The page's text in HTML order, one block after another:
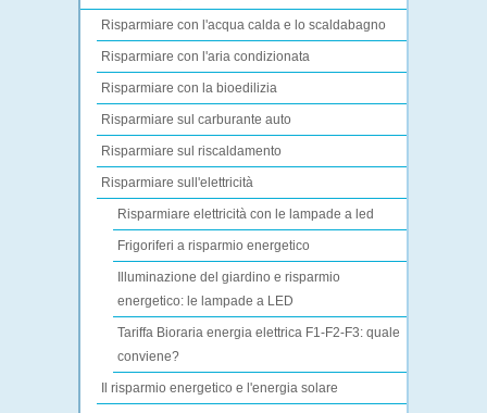
Risparmiare con l'acqua calda e lo scaldabagno
Risparmiare con l'aria condizionata
Risparmiare con la bioedilizia
Risparmiare sul carburante auto
Risparmiare sul riscaldamento
Risparmiare sull'elettricità
Risparmiare elettricità con le lampade a led
Frigoriferi a risparmio energetico
Illuminazione del giardino e risparmio
energetico: le lampade a LED
Tariffa Bioraria energia elettrica F1-F2-F3: quale
conviene?
Il risparmio energetico e l'energia solare